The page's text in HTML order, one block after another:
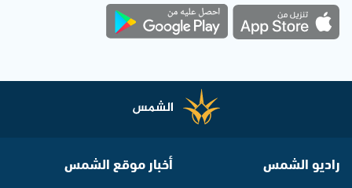
راديو الشمس أخبار موقع الشمس